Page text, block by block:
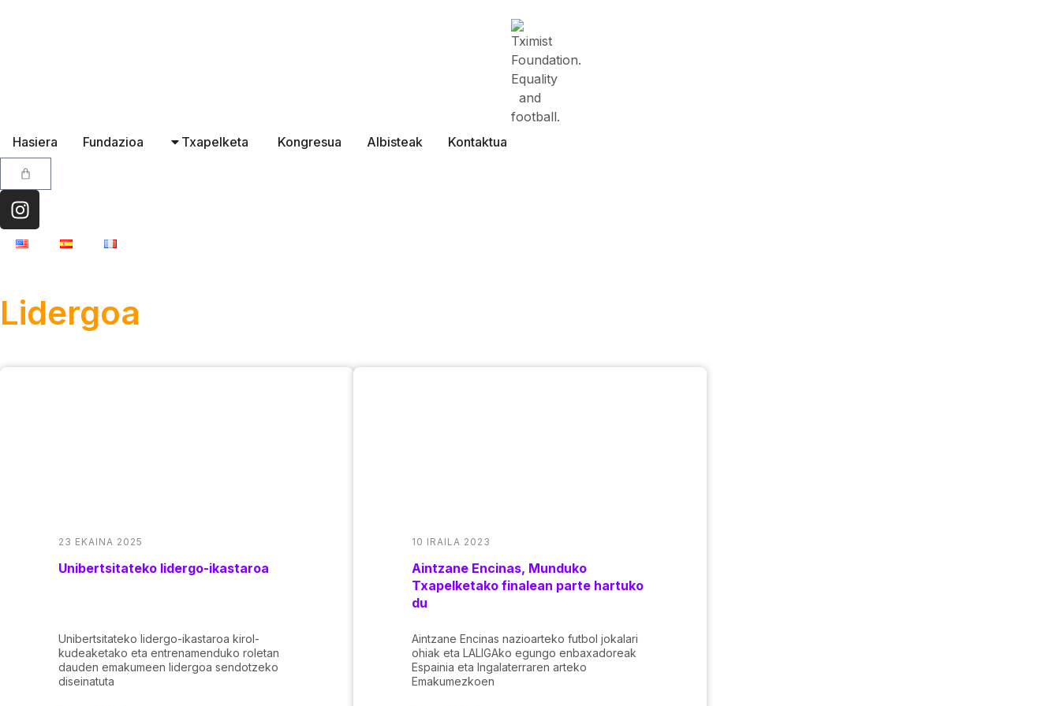
Hasiera Fundazioa Txapelketa Kongresua Albisteak Kontaktua
Lidergoa
23 EKAINA 2025
Unibertsitateko lidergo-ikastaroa
Unibertsitateko lidergo-ikastaroa kirol-
kudeaketako eta entrenamenduko roletan
dauden emakumeen lidergoa sendotzeko
diseinatuta
10 IRAILA 2023
Aintzane Encinas, Munduko
Txapelketako finalean parte hartuko
du
Aintzane Encinas nazioarteko futbol jokalari
ohiak eta LALIGAko egungo enbaxadoreak
Espainia eta Ingalaterraren arteko
Emakumezkoen